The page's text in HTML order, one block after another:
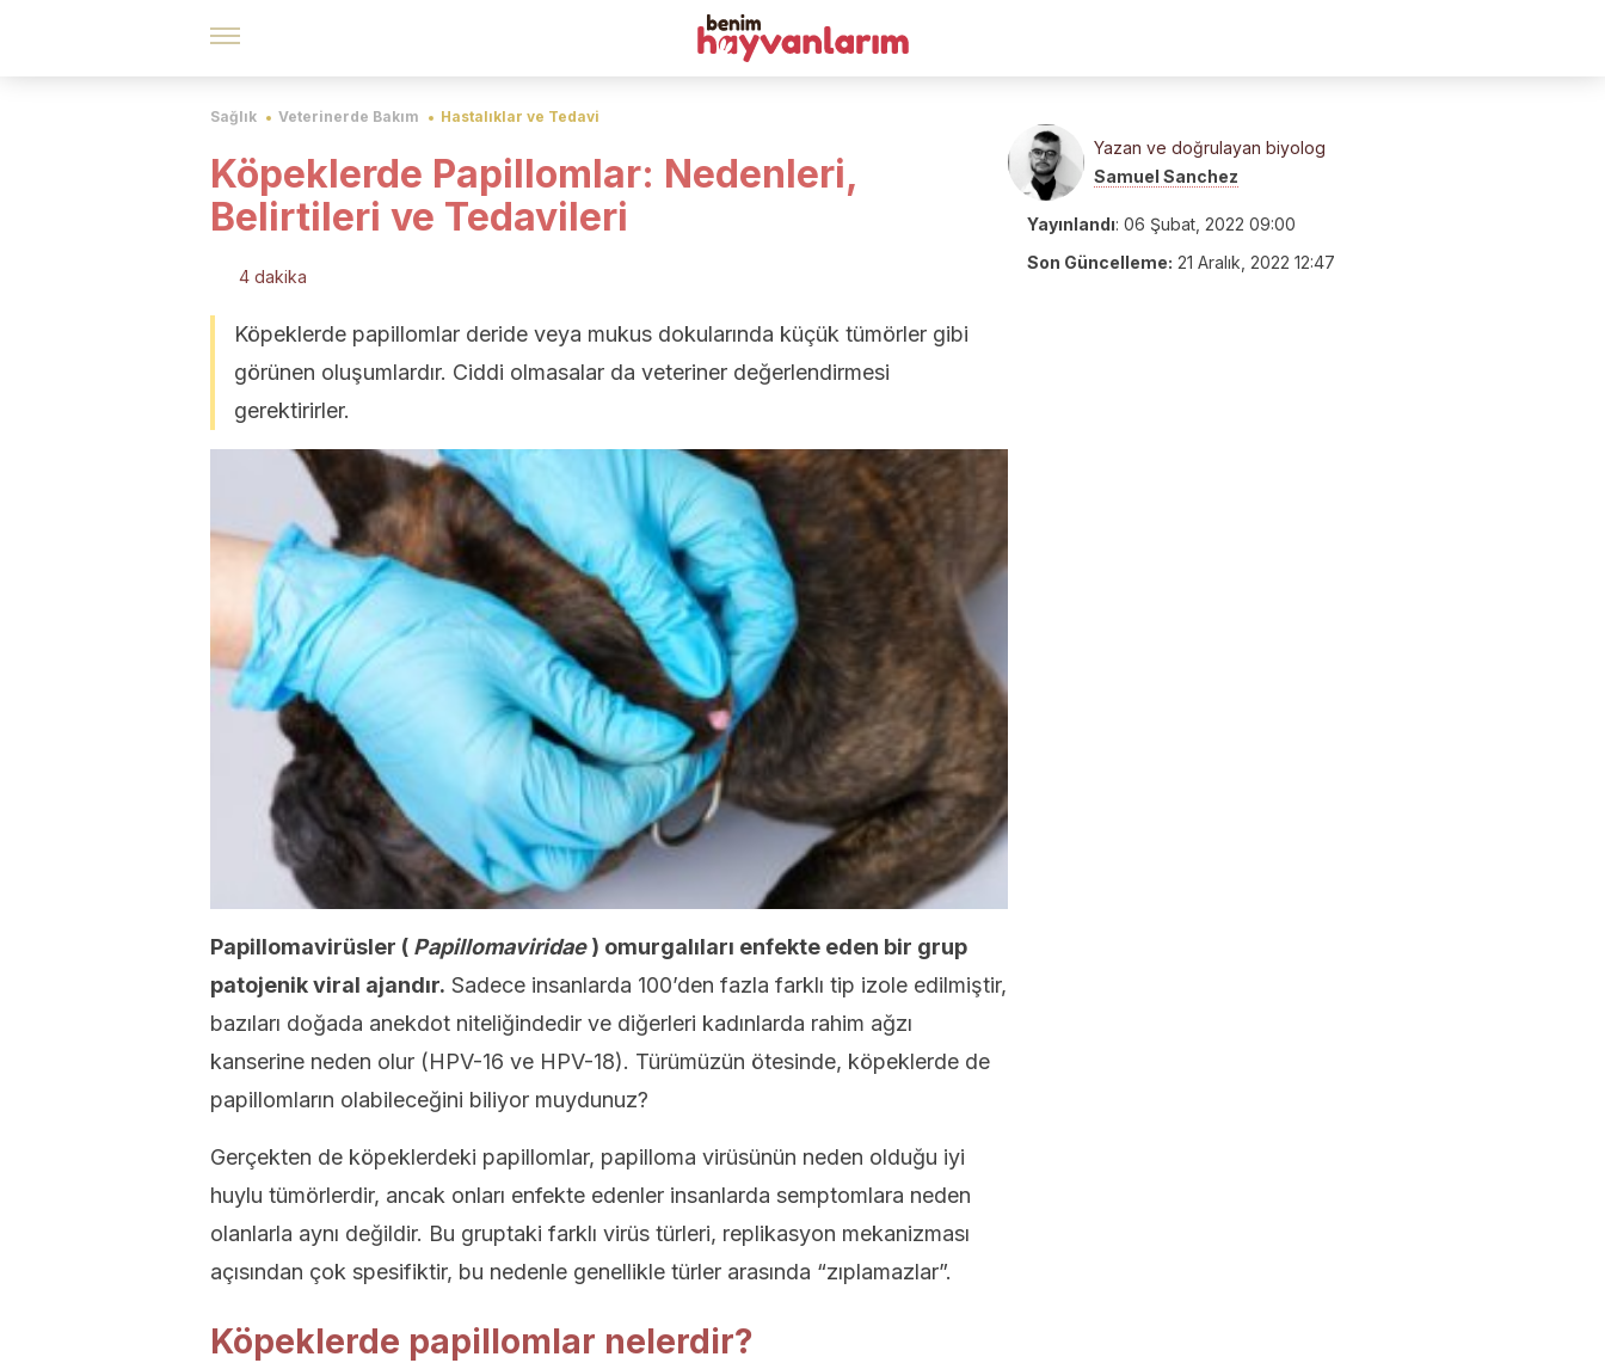
Sağlık Veterinerde Bakım Hastalıklar ve Tedavi
Köpeklerde Papillomlar: Nedenleri,
Belirtileri ve Tedavileri
4 dakika
Köpeklerde papillomlar deride veya mukus dokularında küçük tümörler gibi
görünen oluşumlardır. Ciddi olmasalar da veteriner değerlendirmesi
gerektirirler.
Papillomavirüsler ( Papillomaviridae) omurgalıları enfekte eden bir grup
patojenik viral ajandır. Sadece insanlarda 100’den fazla farklı tip izole edilmiştir,
bazıları doğada anekdot niteliğindedir ve diğerleri kadınlarda rahim ağzı
kanserine neden olur (HPV-16 ve HPV-18). Türümüzün ötesinde, köpeklerde de
papillomların olabileceğini biliyor muydunuz?
Gerçekten de köpeklerdeki papillomlar, papilloma virüsünün neden olduğu iyi
huylu tümörlerdir, ancak onları enfekte edenler insanlarda semptomlara neden
olanlarla aynı değildir. Bu gruptaki farklı virüs türleri, replikasyon mekanizması
açısından çok spesifiktir, bu nedenle genellikle türler arasında “zıplamazlar”.
Köpeklerde papillomlar nelerdir?
Yazan ve doğrulayan biyolog
Samuel Sanchez
Yayınlandı: 06 Şubat, 2022 09:00
Son Güncelleme: 21 Aralık, 2022 12:47